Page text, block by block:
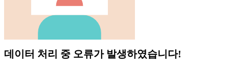
데이터 처리 중 오류가 발생하였습니다!